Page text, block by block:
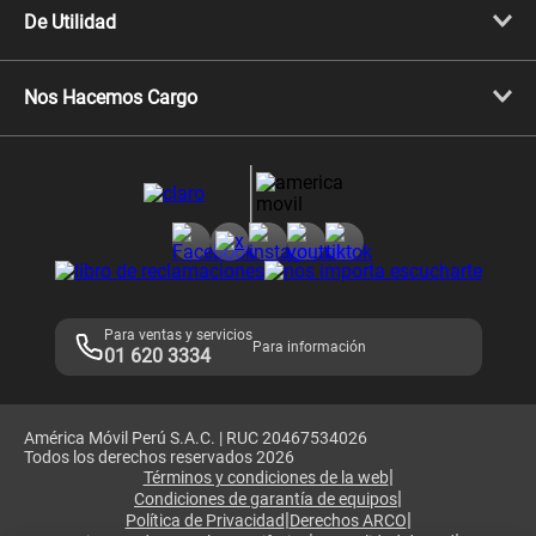
Celulares iPhone
Celulares Samsung
Celulares Motorola
De Utilidad
Llamada por llamada
Comprobantes electrónicos
Consulta de IMEI
Nos Hacemos Cargo
Consulta de reclamos
Adquirientes iPhone 6, 6S y SE
Mensaje de Seguridad
Términos y Condiciones de Tienda Claro
Libro de Reclamaciones
Para ventas y servicios
01 620 3334 Para información
América Móvil Perú S.A.C. | RUC 20467534026
Todos los derechos reservados 2026
Términos y condiciones de la web|
Condiciones de garantía de equipos|
Política de Privacidad|Derechos ARCO|